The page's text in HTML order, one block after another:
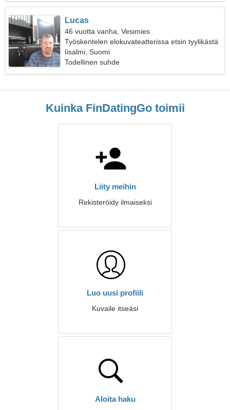
Lucas
46 vuotta vanha, Vesimies
Työskentelen elokuvateatterissa etsin tyylikästä
naista
Iisalmi, Suomi
Todellinen suhde
Kuinka FinDatingGo toimii
Liity meihin
Rekisteröidy ilmaiseksi
Luo uusi profiili
Kuvaile itseäsi
Aloita haku